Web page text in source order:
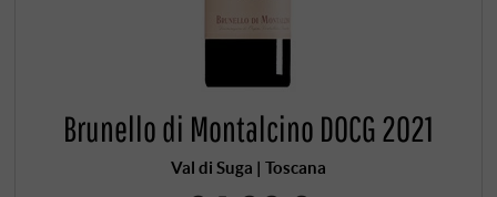
Brunello di Montalcino DOCG 2021
Val di Suga | Toscana